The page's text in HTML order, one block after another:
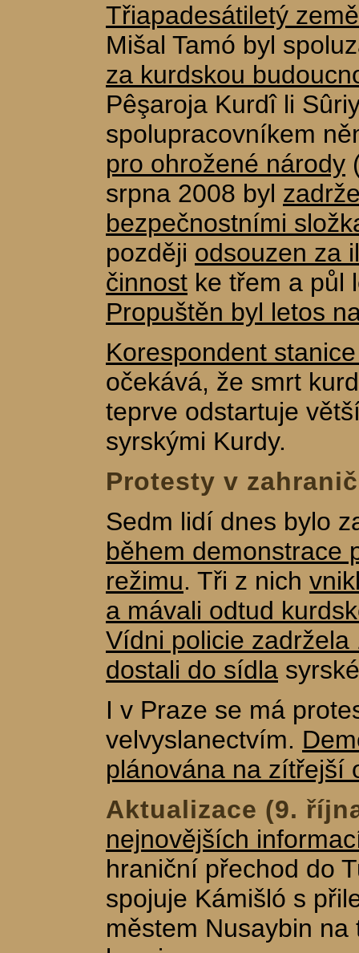
Třiapadesátiletý
Mišal Tamó byl
za kurdskou
Pêşaroja Kurdî li
spolupracovníkem
pro ohrožené národy
srpna 2008 byl
bezpečnostními
později odsouzen za
činnost ke třem a půl
Propuštěn byl letos
Korespondent
očekává, že smrt
teprve odstartuje
syrskými Kurdy.
Protesty v
Sedm lidí dnes bylo
během demonstrace
režimu. Tři z nich
a mávali odtud
Vídni policie
dostali do sídla
I v Praze se má
velvyslanectvím.
plánována na zítřejší
Aktualizace (9.
nejnovějších
hraniční přechod do
spojuje Kámišló s
městem Nusaybin na